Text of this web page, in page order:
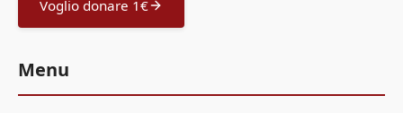
Voglio donare 1€
Menu